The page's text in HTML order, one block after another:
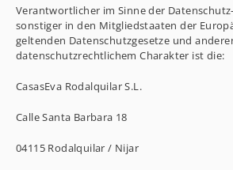
Verantwortlicher im Sinne der
sonstiger in den Mitgliedstaaten der
geltenden Datenschutzgesetze und
datenschutzrechtlichem Charakter ist die:
CasasEva Rodalquilar S.L.
Calle Santa Barbara 18
04115 Rodalquilar / Nijar